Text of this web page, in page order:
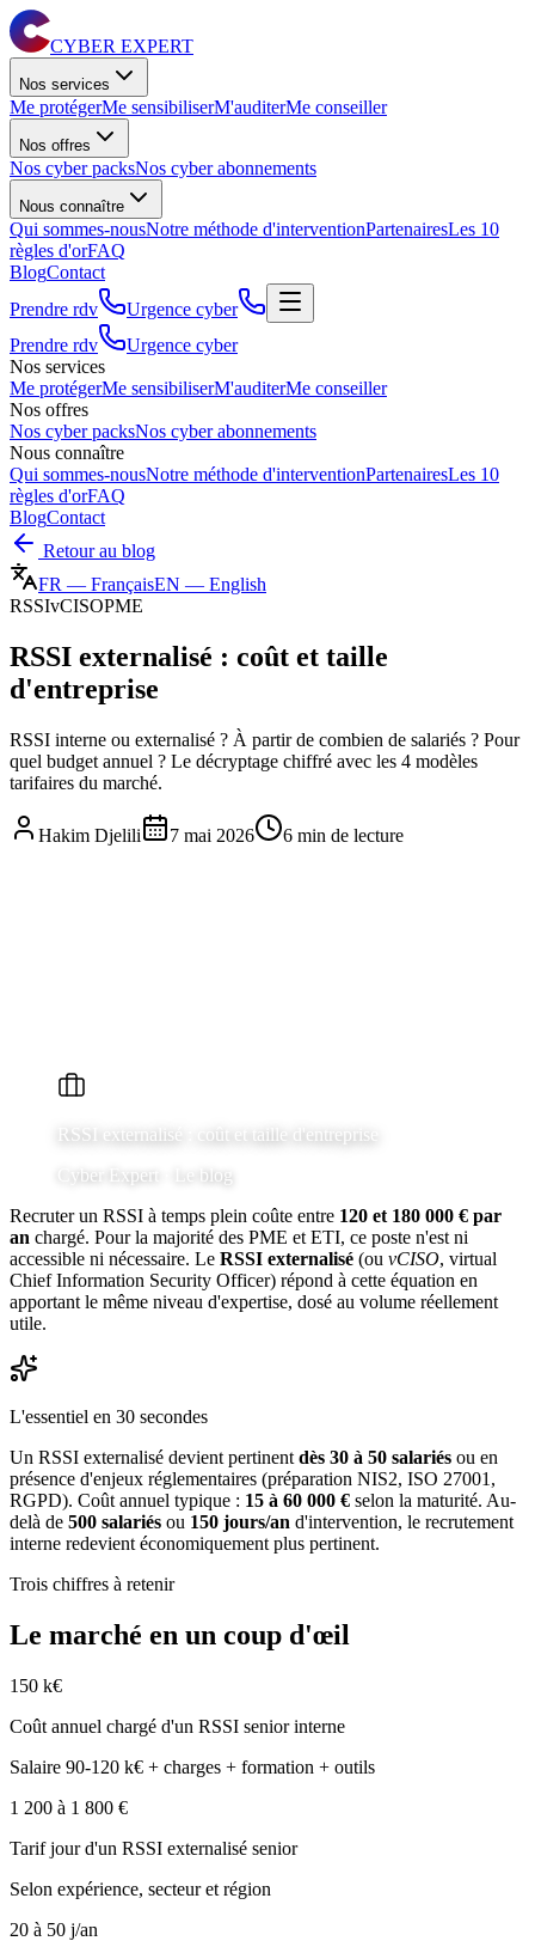
CYBER EXPERT
Nos services
Me protégerMe sensibiliserM'auditerMe conseiller
Nos offres
Nos cyber packsNos cyber abonnements
Nous connaître
Qui sommes-nousNotre méthode d'interventionPartenairesLes 10
règles d'orFAQ
BlogContact
Prendre rdv
Urgence cyber
Prendre rdv
Urgence cyber
Nos services
Me protégerMe sensibiliserM'auditerMe conseiller
Nos offres
Nos cyber packsNos cyber abonnements
Nous connaître
Qui sommes-nousNotre méthode d'interventionPartenairesLes 10
règles d'orFAQ
BlogContact
Retour au blog
FR — FrançaisEN — English
RSSIvCISOPME
RSSI externalisé : coût et taille
d'entreprise
RSSI interne ou externalisé ? À partir de combien de salariés ? Pour
quel budget annuel ? Le décryptage chiffré avec les 4 modèles
tarifaires du marché.
Hakim Djelili 7 mai 2026 6 min de lecture
RSSI externalisé : coût et taille d'entreprise
Cyber Expert ·
Le blog
Recruter un RSSI à temps plein coûte entre 120 et 180 000 € par
an chargé. Pour la majorité des PME et ETI, ce poste n'est ni
accessible ni nécessaire. Le RSSI externalisé (ou vCISO, virtual
Chief Information Security Officer) répond à cette équation en
apportant le même niveau d'expertise, dosé au volume réellement
utile.
L'essentiel en 30 secondes
Un RSSI externalisé devient pertinent dès 30 à 50 salariés ou en
présence d'enjeux réglementaires (préparation NIS2, ISO 27001,
RGPD). Coût annuel typique : 15 à 60 000 € selon la maturité. Au-
delà de 500 salariés ou 150 jours/an d'intervention, le recrutement
interne redevient économiquement plus pertinent.
Trois chiffres à retenir
Le marché en un coup d'œil
150 k€
Coût annuel chargé d'un RSSI senior interne
Salaire 90-120 k€ + charges + formation + outils
1 200 à 1 800 €
Tarif jour d'un RSSI externalisé senior
Selon expérience, secteur et région
20 à 50 j/an